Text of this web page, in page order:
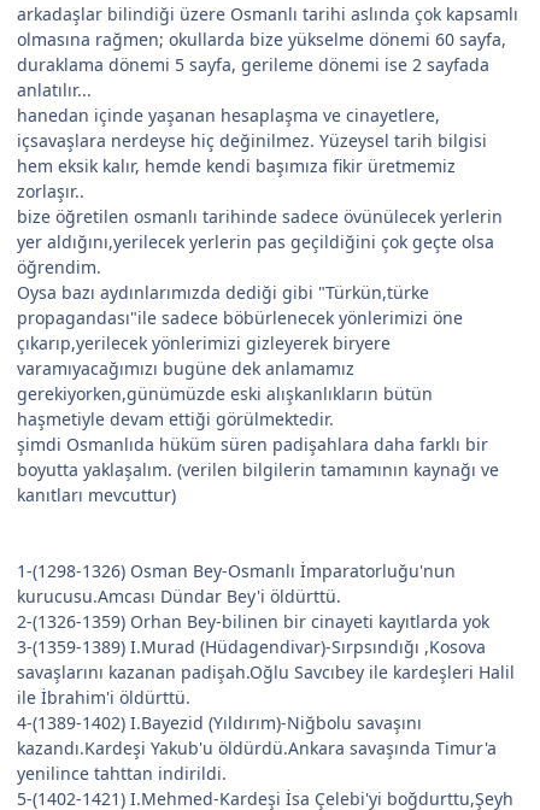
arkadaşlar bilindiği üzere Osmanlı tarihi aslında çok kapsamlı
olmasına rağmen; okullarda bize yükselme dönemi 60 sayfa,
duraklama dönemi 5 sayfa, gerileme dönemi ise 2 sayfada
anlatılır...
hanedan içinde yaşanan hesaplaşma ve cinayetlere,
içsavaşlara nerdeyse hiç değinilmez. Yüzeysel tarih bilgisi
hem eksik kalır, hemde kendi başımıza fikir üretmemiz
zorlaşır..
bize öğretilen osmanlı tarihinde sadece övünülecek yerlerin
yer aldığını,yerilecek yerlerin pas geçildiğini çok geçte olsa
öğrendim.
Oysa bazı aydınlarımızda dediği gibi "Türkün,türke
propagandası"ile sadece böbürlenecek yönlerimizi öne
çıkarıp,yerilecek yönlerimizi gizleyerek biryere
varamıyacağımızı bugüne dek anlamamız
gerekiyorken,günümüzde eski alışkanlıkların bütün
haşmetiyle devam ettiği görülmektedir.
şimdi Osmanlıda hüküm süren padişahlara daha farklı bir
boyutta yaklaşalım. (verilen bilgilerin tamamının kaynağı ve
kanıtları mevcuttur)
1-(1298-1326) Osman Bey-Osmanlı İmparatorluğu'nun
kurucusu.Amcası Dündar Bey'i öldürttü.
2-(1326-1359) Orhan Bey-bilinen bir cinayeti kayıtlarda yok
3-(1359-1389) I.Murad (Hüdagendivar)-Sırpsındığı ,Kosova
savaşlarını kazanan padişah.Oğlu Savcıbey ile kardeşleri Halil
ile İbrahim'i öldürttü.
4-(1389-1402) I.Bayezid (Yıldırım)-Niğbolu savaşını
kazandı.Kardeşi Yakub'u öldürdü.Ankara savaşında Timur'a
yenilince tahttan indirildi.
5-(1402-1421) I.Mehmed-Kardeşi İsa Çelebi'yi boğdurttu,Şeyh